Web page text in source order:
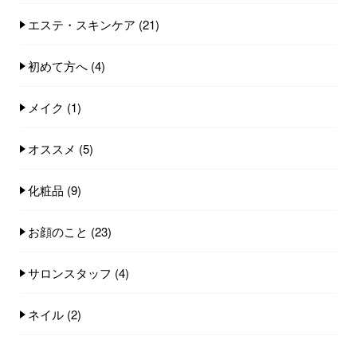
エステ・スキンケア (21)
初めて方へ (4)
メイク (1)
オススメ (5)
化粧品 (9)
お顔のこと (23)
サロンスタッフ (4)
ネイル (2)